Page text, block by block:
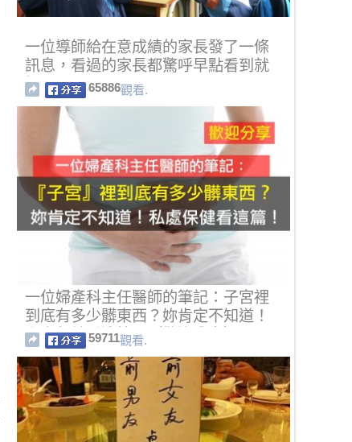
一位導師給在意成績的家長發了一條
訊息，看過的家長都驚呼早點看到就
好了...
65886觀看.
一位婦產科主任醫師的筆記：子宮裡
到底有多少髒東西？妳肯定不知道！
私處保健看這篇！（歡迎分享）
59711觀看.